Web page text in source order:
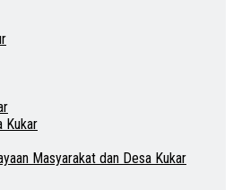
Kukar
Masyarakat dan Desa Kukar